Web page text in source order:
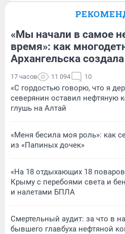
«Мы начали в самое
время»: как
Архангельска
17 часов 11 094 10
«С гордостью говорю, что я
северянин оставил нефтяную
глушь на Алтай
«Меня бесила моя роль»: как
из «Папиных дочек»
«На 18 отдыхающих 18
Крыму с перебоями света и
и налетами БПЛА
Смертельный аудит: за что в
бывшего главбуха нефтяной